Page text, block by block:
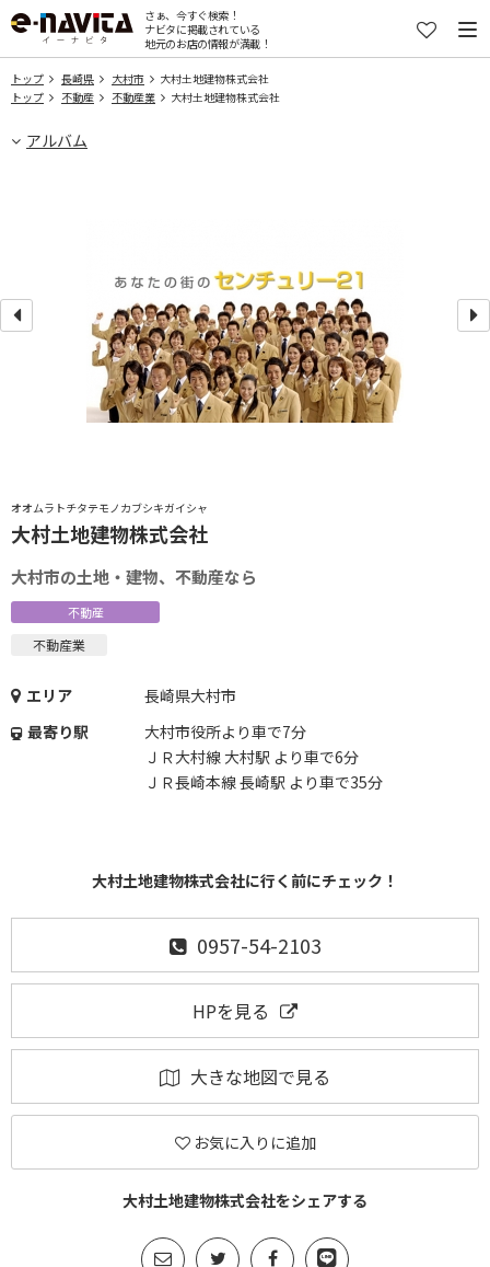
さぁ、今すぐ検索！
ナビタに掲載されている
地元のお店の情報が満載！
トップ 長崎県 大村市
大村土地建物株式会社
トップ
不動産 不動産業 大村土地建物株式会社
アルバム
オオムラトチタテモノカブシキガイシャ
大村土地建物株式会社
大村市の土地・建物、不動産なら
不動産
不動産業
エリア
長崎県大村市
最寄り駅
大村市役所より車で7分
ＪＲ大村線 大村駅 より車で6分
ＪＲ長崎本線 長崎駅 より車で35分
大村土地建物株式会社に行く前にチェック！
0957-54-2103
HPを見る
大きな地図で見る
お気に入りに追加
大村土地建物株式会社をシェアする